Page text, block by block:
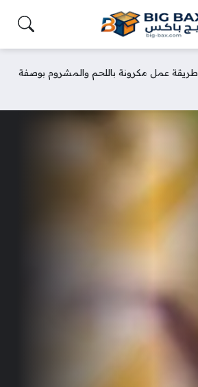
طريقة عمل مكرونة باللحم والمشروم بوصفة